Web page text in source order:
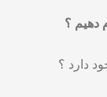
دهیم ؟
دارد ؟